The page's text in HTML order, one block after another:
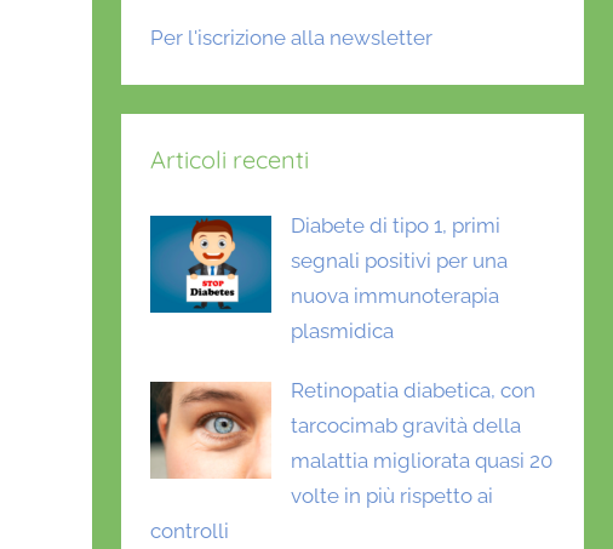
Per l'iscrizione alla newsletter
Articoli recenti
Diabete di tipo 1, primi
segnali positivi per una
nuova immunoterapia
plasmidica
Retinopatia diabetica, con
tarcocimab gravità della
malattia migliorata quasi 20
volte in più rispetto ai
controlli